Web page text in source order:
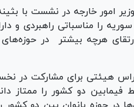
امور خارجه در نشست با
را مناسباتی راهبردی و
هرچه بیشتر در
هیئتی برای مشارکت در
فیمابین دو کشور را ممتاز